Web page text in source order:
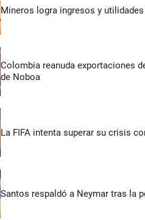
Mineros logra ingresos y
Colombia reanuda exportaciones
de Noboa
La FIFA intenta superar su crisis
Santos respaldó a Neymar tras la